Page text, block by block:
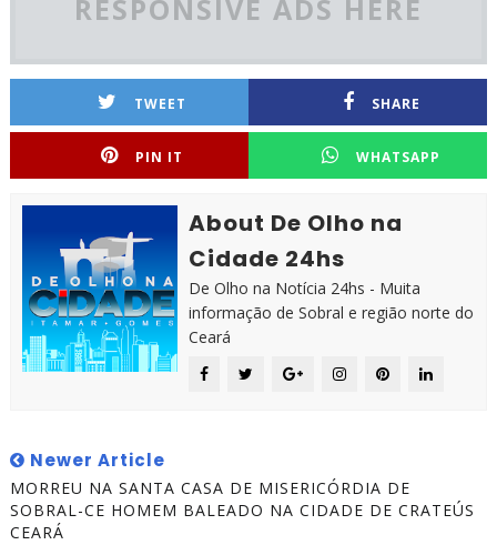
RESPONSIVE ADS HERE
TWEET SHARE
PIN IT WHATSAPP
About De Olho na
Cidade 24hs
De Olho na Notícia 24hs - Muita
informação de Sobral e região norte do
Ceará
Newer Article
MORREU NA SANTA CASA DE MISERICÓRDIA DE
SOBRAL-CE HOMEM BALEADO NA CIDADE DE CRATEÚS
CEARÁ